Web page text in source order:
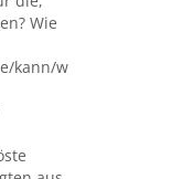
Wie
kann/w